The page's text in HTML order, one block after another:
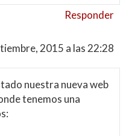
Responder
2015 a las 22:28
nuestra nueva web
tenemos una